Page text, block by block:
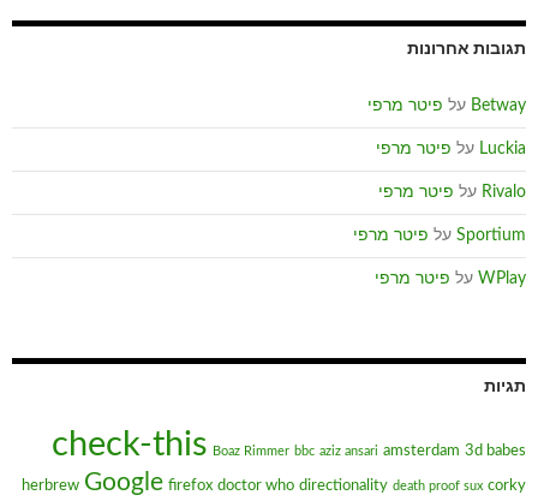
תגובות אחרונות
Betway על פיטר מרפי
Luckia על פיטר מרפי
Rivalo על פיטר מרפי
Sportium על פיטר מרפי
WPlay על פיטר מרפי
תגיות
3d babes
amsterdam
aziz ansari
bbc
Boaz Rimmer
check-this
corky
death proof sux
directionality
doctor who
firefox
Google
herbrew